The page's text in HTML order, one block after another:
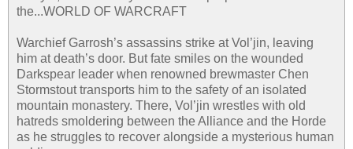
the...WORLD OF WARCRAFT
Warchief Garrosh’s assassins strike at Vol’jin, leaving
him at death’s door. But fate smiles on the wounded
Darkspear leader when renowned brewmaster Chen
Stormstout transports him to the safety of an isolated
mountain monastery. There, Vol’jin wrestles with old
hatreds smoldering between the Alliance and the Horde
as he struggles to recover alongside a mysterious human